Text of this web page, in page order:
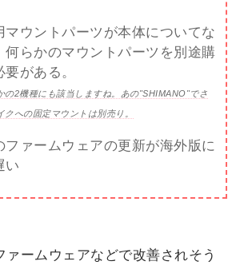
マウントパーツが本体についてな
何らかのマウントパーツを別途購
要がある。
の2機種にも該当しますね。あの"SHIMANO"でさ
クへの固定マウントは別売り。
ファームウェアの更新が海外版に
い
ァームウェアなどで改善されそう